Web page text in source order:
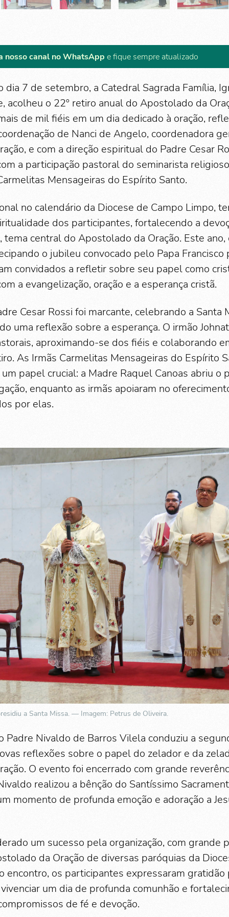
nosso canal no WhatsApp e fique sempre atualizado
dia 7 de setembro, a Catedral Sagrada Família,
acolheu o 22º retiro anual do Apostolado da
de mil fiéis em um dia dedicado à oração,
de Nanci de Angelo, coordenadora
e com a direção espiritual do Padre Cesar
a participação pastoral do seminarista religioso
Mensageiras do Espírito Santo.
no calendário da Diocese de Campo Limpo,
dos participantes, fortalecendo a
tema central do Apostolado da Oração. Este ano,
o jubileu convocado pelo Papa Francisco
convidados a refletir sobre seu papel como
a evangelização, oração e a esperança cristã.
Cesar Rossi foi marcante, celebrando a Santa
uma reflexão sobre a esperança. O irmão
aproximando-se dos fiéis e colaborando
As Irmãs Carmelitas Mensageiras do Espírito
papel crucial: a Madre Raquel Canoas abriu o
enquanto as irmãs apoiaram no
por elas.
a Santa Missa. — Imagem: Petrus de Oliveira.
Padre Nivaldo de Barros Vilela conduziu a
reflexões sobre o papel do zelador e da
O evento foi encerrado com grande
realizou a bênção do Santíssimo
momento de profunda emoção e adoração a
um sucesso pela organização, com grande
da Oração de diversas paróquias da
encontro, os participantes expressaram gratidão
um dia de profunda comunhão e
de fé e devoção.